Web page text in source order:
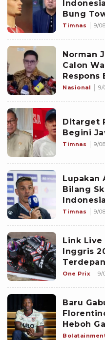
Bung
AFF 2026
Timnas 9/
Norman
Calon
Respons
Nama
Nasional 9/
Ditarget
Begini
Timnas 9/
Lupakan
Bilang
FIFA
Timnas 9/
Link Live
Inggris
Bangkit
One Prix 9/
Baru
Heboh
Bikin